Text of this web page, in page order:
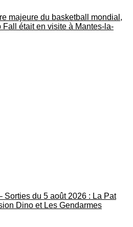
majeure du basketball mondial,
Fall était en visite à Mantes-la-
Sorties du 5 août 2026 : La Pat
Dino et Les Gendarmes